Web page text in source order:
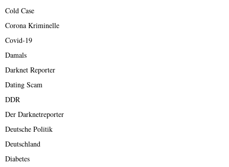
Cold Case
Corona Kriminelle
Covid-19
Damals
Darknet Reporter
Dating Scam
DDR
Der Darknetreporter
Deutsche Politik
Deutschland
Diabetes